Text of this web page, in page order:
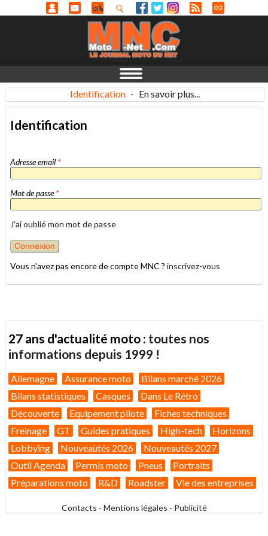
Identification - En savoir plus...
Identification
Adresse email *
Mot de passe*
J'ai oublié mon mot de passe
Vous n'avez pas encore de compte MNC ? inscrivez-vous
27 ans d'actualité moto : toutes nos
informations depuis 1999 !
Allemagne Assurance moto
Bilans marché 2026
Bilans statistiques
Casques
Dans Le Rétro
Découverte
Equipement pilote
Fiches techniques
Freinage
GT Guides pratiques High-tech
Horizons
Lobbying
Nouveautés 2026
Nouveautés 2027
Outil Agenda
Permis moto Pneus
Portraits
Préparations moto
R&D Roadster Vie des entreprises
Contacts - Mentions légales - Publicité